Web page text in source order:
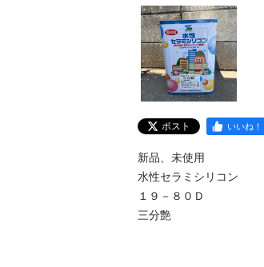
ポスト いいね！
新品、未使用
水性セラミシリコン
１９－８０Ｄ
三分艶